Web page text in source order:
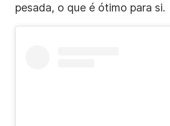
pesada, o que é ótimo para si.